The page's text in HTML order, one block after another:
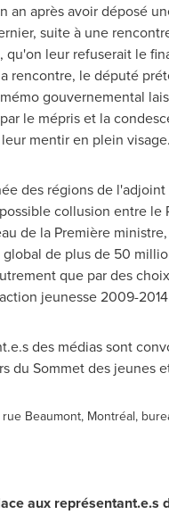
an après avoir déposé
suite à une
leur refuserait le
rencontre, le député
gouvernemental
le mépris et la
mentir en plein visage.
des régions de
collusion entre
de la Première
de plus de 50
que par des
jeunesse 2009-
des médias sont
du Sommet des jeunes
Beaumont, Montréal,
aux représentant.e.s